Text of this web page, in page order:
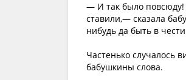
— И так было повсюду!
ставили,— сказала
нибудь да быть в
Частенько случалось
бабушкины слова.